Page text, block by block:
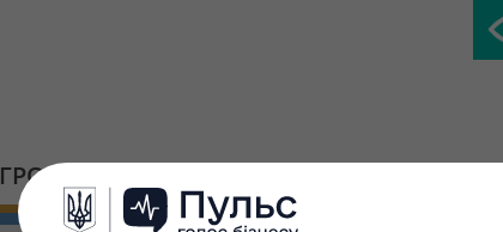
ГРОМАДСЬКА ПЛАТФОРМА